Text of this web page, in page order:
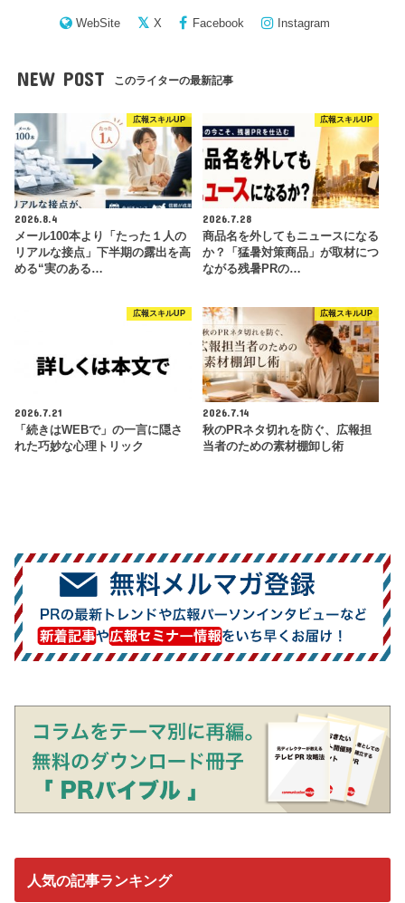
WebSite X Facebook Instagram
NEW POST このライターの最新記事
広報スキルUP
2026.8.4
メール100本より「たった１人の
リアルな接点」下半期の露出を高
める“実のある…
広報スキルUP
2026.7.28
商品名を外してもニュースになる
か？「猛暑対策商品」が取材につ
ながる残暑PRの…
広報スキルUP
2026.7.21
「続きはWEBで」の一言に隠さ
れた巧妙な心理トリック
広報スキルUP
2026.7.14
秋のPRネタ切れを防ぐ、広報担
当者のための素材棚卸し術
人気の記事ランキング